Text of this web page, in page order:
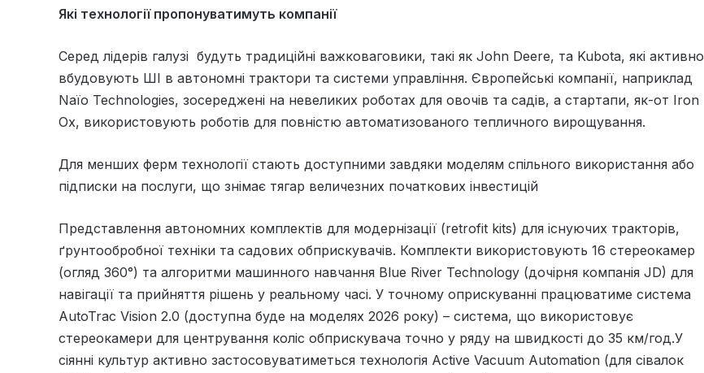
Які технології пропонуватимуть компанії
Серед лідерів галузі будуть традиційні важковаговики, такі як John Deere, та Kubota, які активно
вбудовують ШІ в автономні трактори та системи управління. Європейські компанії, наприклад
Naïo Technologies, зосереджені на невеликих роботах для овочів та садів, а стартапи, як-от Iron
Ox, використовують роботів для повністю автоматизованого тепличного вирощування.
Для менших ферм технології стають доступними завдяки моделям спільного використання або
підписки на послуги, що знімає тягар величезних початкових інвестицій
Представлення автономних комплектів для модернізації (retrofit kits) для існуючих тракторів,
ґрунтообробної техніки та садових обприскувачів. Комплекти використовують 16 стереокамер
(огляд 360°) та алгоритми машинного навчання Blue River Technology (дочірня компанія JD) для
навігації та прийняття рішень у реальному часі. У точному оприскуванні працюватиме система
AutoTrac Vision 2.0 (доступна буде на моделях 2026 року) – система, що використовує
стереокамери для центрування коліс обприскувача точно у ряду на швидкості до 35 км/год.У
сіянні культур активно застосовуватиметься технологія Active Vacuum Automation (для сівалок